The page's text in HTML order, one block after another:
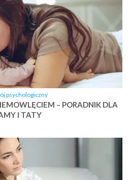
psychologiczny
– PORADNIK DLA
I TATY